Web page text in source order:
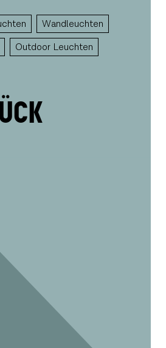
Wandleuchten
Outdoor Leuchten